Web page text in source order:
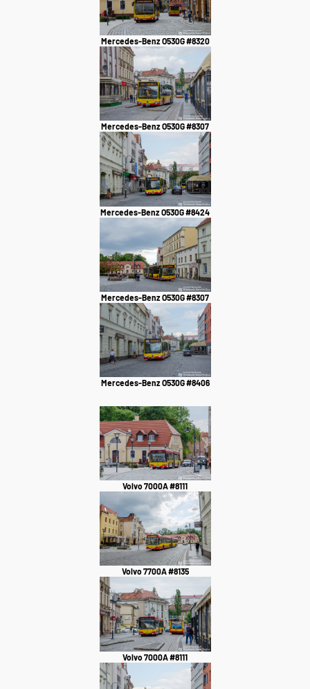
Mercedes-Benz O530G #8320
Mercedes-Benz O530G #8307
Mercedes-Benz O530G #8424
Mercedes-Benz O530G #8307
Mercedes-Benz O530G #8406
Volvo 7000A #8111
Volvo 7700A #8135
Volvo 7000A #8111